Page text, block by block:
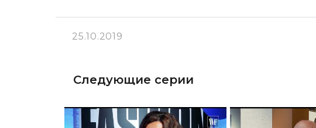
25.10.2019
Следующие серии